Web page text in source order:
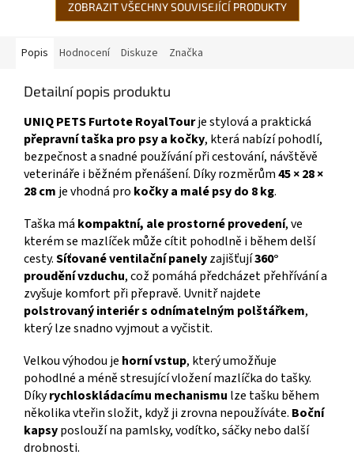
ZOBRAZIT VŠECHNY SOUVISEJÍCÍ PRODUKTY
Popis Hodnocení Diskuze Značka
Detailní popis produktu
UNIQ PETS Furtote RoyalTourje stylová a praktická
přepravní taška pro psy a kočky, která nabízí pohodlí,
bezpečnost a snadné používání při cestování, návštěvě
veterináře i běžném přenášení. Díky rozměrům45 × 28 ×
28 cm je vhodná pro kočky a malé psy do 8 kg.
Taška má kompaktní, ale prostorné provedení, ve
kterém se mazlíček může cítit pohodlně i během delší
cesty.Síťované ventilační panelyzajišťují360°
proudění vzduchu, což pomáhá předcházet přehřívání a
zvyšuje komfort při přepravě. Uvnitř najdete
polstrovaný interiér s odnímatelným polštářkem,
který lze snadno vyjmout a vyčistit.
Velkou výhodou je horní vstup, který umožňuje
pohodlné a méně stresující vložení mazlíčka do tašky.
Díkyrychloskládacímu mechanismu lze tašku během
několika vteřin složit, když ji zrovna nepoužíváte. Boční
kapsyposlouží na pamlsky, vodítko, sáčky nebo další
drobnosti.